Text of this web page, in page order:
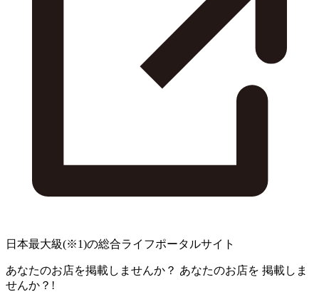
日本最大級(※1)の総合ライフポータルサイト
あなたのお店を掲載しませんか？ あなたのお店を 掲載しま
せんか？!